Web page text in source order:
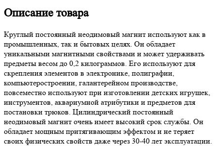
Описание товара
Круглый постоянный неодимовый магнит используют как в
промышленных, так и бытовых целях. Он обладает
уникальными магнитными свойствами и может удерживать
предметы весом до 0,2 килограммов. Его используют для
скрепления элементов в электронике, полиграфии,
компьютеростроении, галантерейном производстве,
повсеместно используют при изготовлении детских игрушек,
инструментов, аквариумной атрибутики и предметов для
постановки трюков. Цилиндрический постоянный
неодимовый магнит очень имеет высокий срок службы. Он
обладает мощным притягивающим эффектом и не теряет
своих физических свойств даже через 30-40 лет эксплуатации.